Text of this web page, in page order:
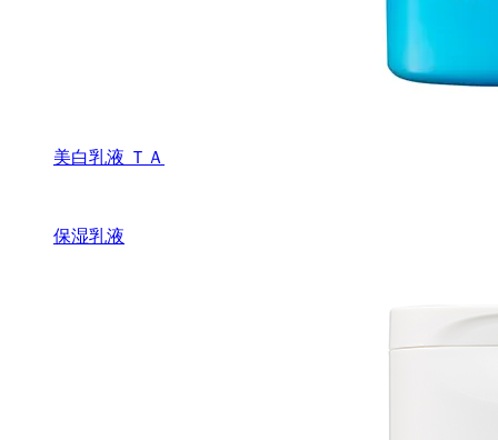
美白乳液 ＴＡ
保湿乳液